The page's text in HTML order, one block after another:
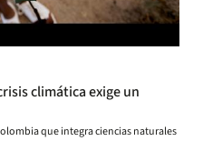
climática exige un
que integra ciencias naturales